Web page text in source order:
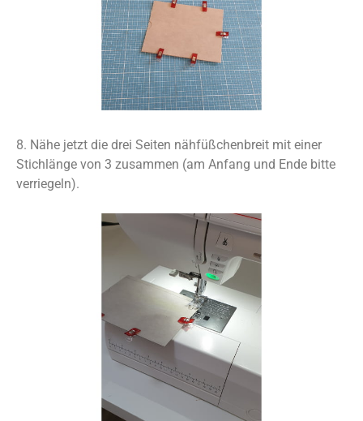
8. Nähe jetzt die drei Seiten nähfüßchenbreit mit einer
Stichlänge von 3 zusammen (am Anfang und Ende bitte
verriegeln).